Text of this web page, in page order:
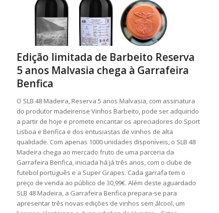
Edição limitada de Barbeito Reserva
5 anos Malvasia chega à Garrafeira
Benfica
O SLB 48 Madeira, Reserva 5 anos Malvasia, com assinatura
do produtor madeirense Vinhos Barbeito, pode ser adquirido
a partir de hoje e promete encantar os apreciadores do Sport
Lisboa e Benfica e dos entusiastas de vinhos de alta
qualidade. Com apenas 1000 unidades disponíveis, o SLB 48
Madeira chega ao mercado fruto de uma parceria da
Garrafeira Benfica, iniciada há já três anos, com o clube de
futebol português e a Super Grapes. Cada garrafa tem o
preço de venda ao público de 30,99€. Além deste aguardado
SLB 48 Madeira, a Garrafeira Benfica prepara-se para
apresentar três novas edições de vinhos sem álcool, um